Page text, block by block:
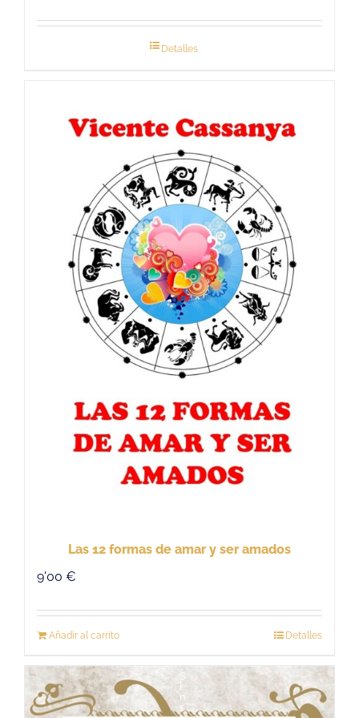
Detalles
Las 12 formas de amar y ser amados
9'00 €
Añadir al carrito Detalles
S
i
n
s